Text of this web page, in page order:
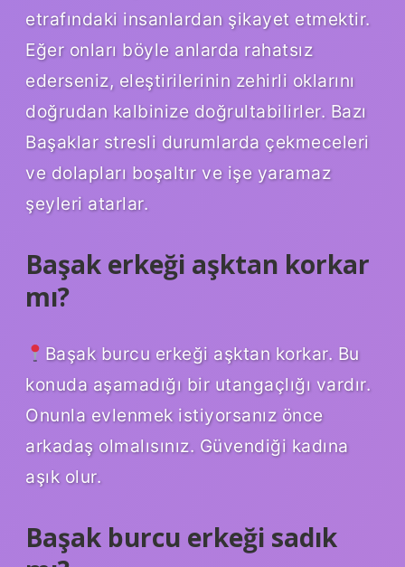
etrafındaki insanlardan şikayet etmektir.
Eğer onları böyle anlarda rahatsız
ederseniz, eleştirilerinin zehirli oklarını
doğrudan kalbinize doğrultabilirler. Bazı
Başaklar stresli durumlarda çekmeceleri
ve dolapları boşaltır ve işe yaramaz
şeyleri atarlar.
Başak erkeği aşktan korkar
mı?
Başak burcu erkeği aşktan korkar. Bu
konuda aşamadığı bir utangaçlığı vardır.
Onunla evlenmek istiyorsanız önce
arkadaş olmalısınız. Güvendiği kadına
aşık olur.
Başak burcu erkeği sadık